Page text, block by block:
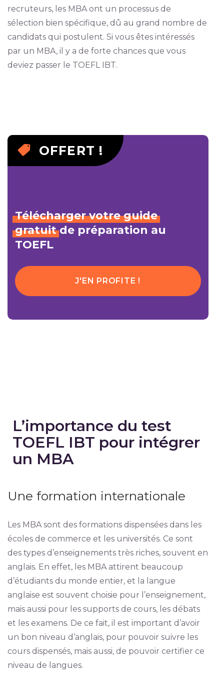
recruteurs, les MBA ont un processus de
sélection bien spécifique, dû au grand nombre de
candidats qui postulent. Si vous êtes intéressés
par un MBA, il y a de forte chances que vous
deviez passer le TOEFL IBT.
OFFERT !
Télécharger votre guide
gratuitde préparation au
TOEFL
J'EN PROFITE !
L’importance du test
TOEFL IBT pour intégrer
un MBA
Une formation internationale
Les MBA sont des formations dispensées dans les
écoles de commerce et les universités. Ce sont
des types d’enseignements très riches, souvent en
anglais. En effet, les MBA attirent beaucoup
d’étudiants du monde entier, et la langue
anglaise est souvent choisie pour l’enseignement,
mais aussi pour les supports de cours, les débats
et les examens. De ce fait, il est important d’avoir
un bon niveau d’anglais, pour pouvoir suivre les
cours dispensés, mais aussi, de pouvoir certifier ce
niveau de langues.